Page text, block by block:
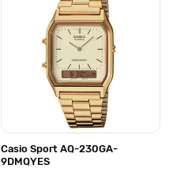
Casio Sport AQ-230GA-
9DMQYES